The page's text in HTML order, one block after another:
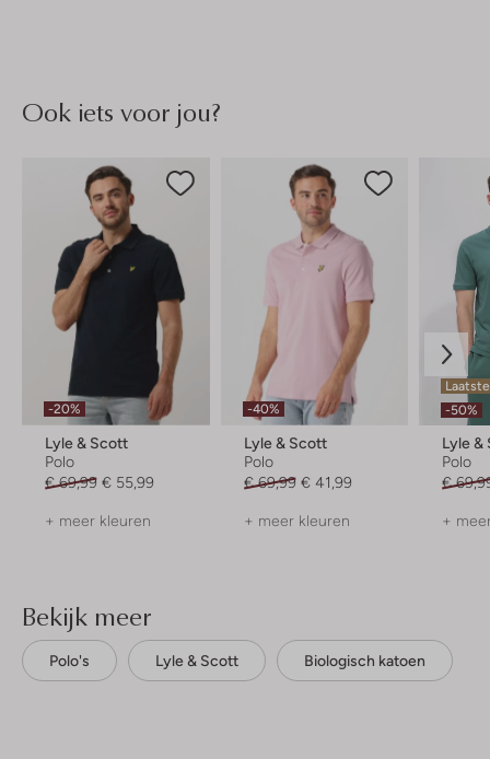
Ook iets voor jou?
-20%
Lyle & Scott
Polo
€ 69,99 € 55,99
+ meer kleuren
-40%
Lyle & Scott
Polo
€ 69,99 € 41,99
+ meer kleuren
-50%
Lyle &
Polo
€
+
Bekijk meer
Polo's Lyle & Scott Biologisch katoen